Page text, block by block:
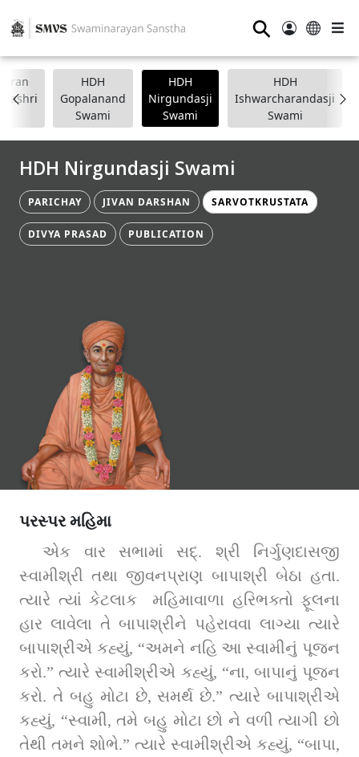
⚲
HDH
Gopalanand
Swami
HDH
Nirgundasji
Swami
HDH
Ishwarcharandasji
Swami
HDH Nirgundasji Swami
PARICHAY JIVAN DARSHAN SARVOTKRUSTATA
DIVYA PRASAD PUBLICATION
પરસ્પર મહિમા
એક વાર સભામાં સદ્‌. શ્રી નિર્ગુણદાસજી
સ્વામીશ્રી તથા જીવનપ્રાણ બાપાશ્રી બેઠા હતા.
ત્યારે ત્યાં કેટલાક  મહિમાવાળા હરિભક્તો ફૂલના
હાર લાવેલા તે બાપાશ્રીને પહેરાવવા લાગ્યા ત્યારે
બાપાશ્રીએ કહ્યું, “અમને નહિ આ સ્વામીનું પૂજન
કરો.” ત્યારે સ્વામીશ્રીએ કહ્યું, “ના, બાપાનું પૂજન
કરો. તે બહુ મોટા છે, સમર્થ છે.” ત્યારે બાપાશ્રીએ
કહ્યું, “સ્વામી, તમે બહુ મોટા છો ને વળી ત્યાગી છો
તેથી તમને શોભે.” ત્યારે સ્વામીશ્રીએ કહ્યું, “બાપા,